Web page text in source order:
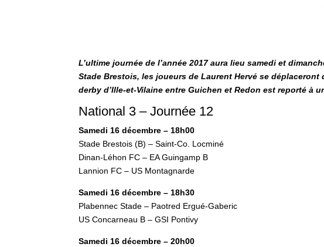
L’ultime journée de l’année 2017 aura lieu samedi et
Stade Brestois, les joueurs de Laurent Hervé se déplaceront
derby d’Ille-et-Vilaine entre Guichen et Redon est reporté à
National 3 – Journée 12
Samedi 16 décembre – 18h00
Stade Brestois (B) – Saint-Co. Locminé
Dinan-Léhon FC – EA Guingamp B
Lannion FC – US Montagnarde
Samedi 16 décembre – 18h30
Plabennec Stade – Paotred Ergué-Gaberic
US Concarneau B – GSI Pontivy
Samedi 16 décembre – 20h00